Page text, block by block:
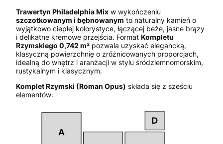
Trawertyn Philadelphia Mix w wykończeniu
szczotkowanym i bębnowanym to naturalny kamień o
wyjątkowo ciepłej kolorystyce, łączącej beże, jasne brązy
i delikatne kremowe przejścia. Format Kompletu
Rzymskiego 0,742 m² pozwala uzyskać elegancką,
klasyczną powierzchnię o zróżnicowanych proporcjach,
idealną do wnętrz i aranżacji w stylu śródziemnomorskim,
rustykalnym i klasycznym.
Komplet Rzymski (Roman Opus) składa się z sześciu
elementów: